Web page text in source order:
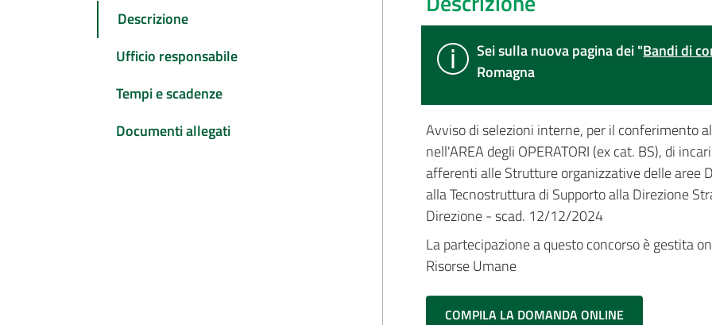
Descrizione
Ufficio responsabile
Tempi e scadenze
Documenti allegati
Sei sulla nuova pagina dei "Bandi di
Romagna
Avviso di selezioni interne, per il conferimento
nell'AREA degli OPERATORI (ex cat. BS), di
afferenti alle Strutture organizzative delle aree
alla Tecnostruttura di Supporto alla Direzione
Direzione - scad. 12/12/2024
La partecipazione a questo concorso è gestita
Risorse Umane
COMPILA LA DOMANDA ONLINE